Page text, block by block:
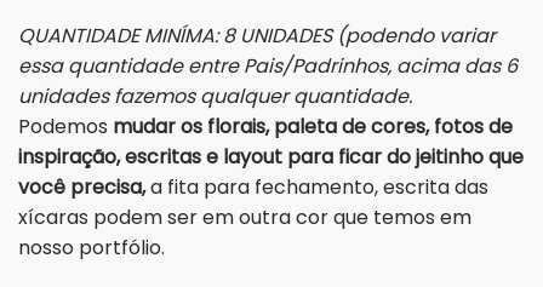
QUANTIDADE MINÍMA: 8 UNIDADES (podendo variar
essa quantidade entre Pais/Padrinhos, acima das 6
unidades fazemos qualquer quantidade.
Podemos mudar os florais, paleta de cores, fotos de
inspiração, escritas e layout para ficar do jeitinho que
você precisa,a fita para fechamento, escrita das
xícaras podem ser em outra cor que temos em
nosso portfólio.